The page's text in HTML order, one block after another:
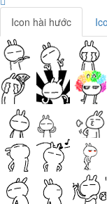
Icon hài hước